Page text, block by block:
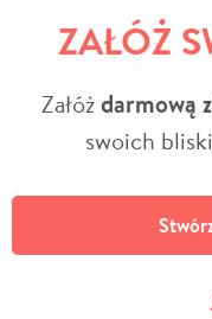
ZAŁÓŻ
Załóżdarmową
swoich